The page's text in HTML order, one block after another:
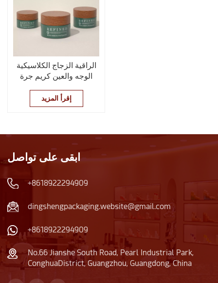
الراقية الزجاج الكلاسيكية
الوجه والعين كريم جرة
إقرأ المزيد
ابقى على تواصل
+8618922294909
dingshengpackaging.website@gmail.com
+8618922294909
No.66 Jianshe South Road, Pearl Industrial Park,
ConghuaDistrict, Guangzhou, Guangdong, China